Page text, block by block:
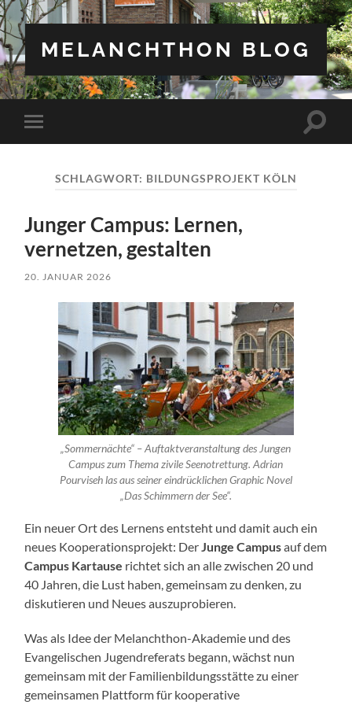
MELANCHTHON BLOG
Mobile-
Menü
SCHLAGWORT: BILDUNGSPROJEKT KÖLN
Junger Campus: Lernen,
vernetzen, gestalten
20. JANUAR 2026
„Sommernächte“ – Auftaktveranstaltung des Jungen
Campus zum Thema zivile Seenotrettung. Adrian
Pourviseh las aus seiner eindrücklichen Graphic Novel
„Das Schimmern der See“.
Ein neuer Ort des Lernens entsteht und damit auch ein
neues Kooperationsprojekt: DerJunge Campusauf dem
Campus Kartause richtet sich an alle zwischen 20 und
40 Jahren, die Lust haben, gemeinsam zu denken, zu
diskutieren und Neues auszuprobieren.
Was als Idee der Melanchthon-Akademie und des
Evangelischen Jugendreferats begann, wächst nun
gemeinsam mit der Familienbildungsstätte zu einer
gemeinsamen Plattform für kooperative